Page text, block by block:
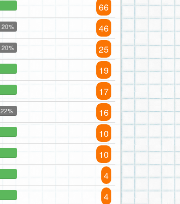
66
20% 46
20% 25
19
17
22% 16
10
10
4
4